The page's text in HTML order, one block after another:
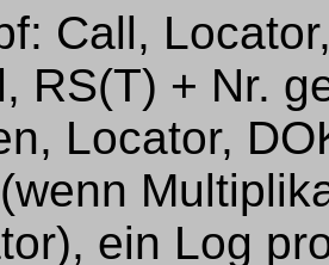
Call,
RS(T) + Nr.
Locator,
ein Log